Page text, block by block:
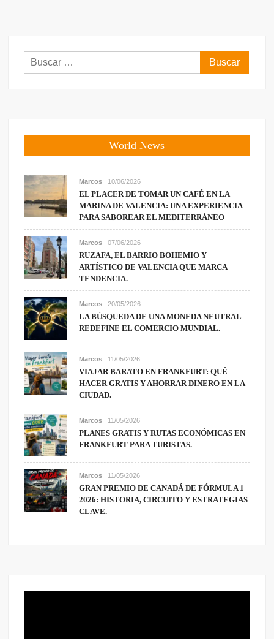
Buscar:
World News
Marcos 10/06/2026
EL PLACER DE TOMAR UN CAFÉ EN LA
MARINA DE VALENCIA: UNA EXPERIENCIA
PARA SABOREAR EL MEDITERRÁNEO
Marcos 07/06/2026
RUZAFA, EL BARRIO BOHEMIO Y
ARTÍSTICO DE VALENCIA QUE MARCA
TENDENCIA.
Marcos 20/05/2026
LA BÚSQUEDA DE UNA MONEDA NEUTRAL
REDEFINE EL COMERCIO MUNDIAL.
Marcos 11/05/2026
VIAJAR BARATO EN FRANKFURT: QUÉ
HACER GRATIS Y AHORRAR DINERO EN LA
CIUDAD.
Marcos 11/05/2026
PLANES GRATIS Y RUTAS ECONÓMICAS EN
FRANKFURT PARA TURISTAS.
Marcos 11/05/2026
GRAN PREMIO DE CANADÁ DE FÓRMULA 1
2026: HISTORIA, CIRCUITO Y ESTRATEGIAS
CLAVE.